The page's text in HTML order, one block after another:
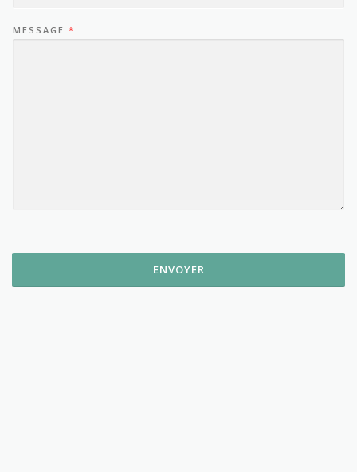
MESSAGE *
ENVOYER